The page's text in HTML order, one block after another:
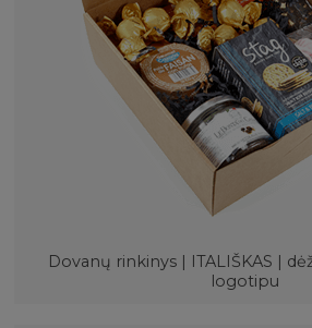
Dovanų rinkinys | ITALIŠKAS |
logotipu